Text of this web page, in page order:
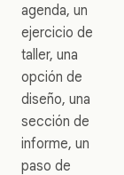
agenda, un
ejercicio de
taller, una
opción de
diseño, una
sección de
informe, un
paso de